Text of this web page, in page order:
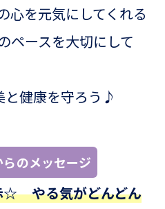
心を元気にしてくれる
ースを大切にして
と健康を守ろう♪
のメッセージ
☆ やる気がどんどん